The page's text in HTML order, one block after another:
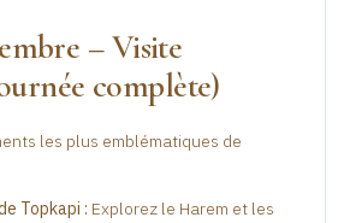
– Visite
complète)
les plus emblématiques de
Topkapi : Explorez le Harem et les